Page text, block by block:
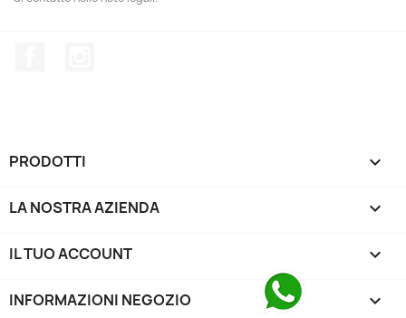
PRODOTTI 
LA NOSTRA AZIENDA 
IL TUO ACCOUNT 
INFORMAZIONI NEGOZIO keyboard_arrow_down